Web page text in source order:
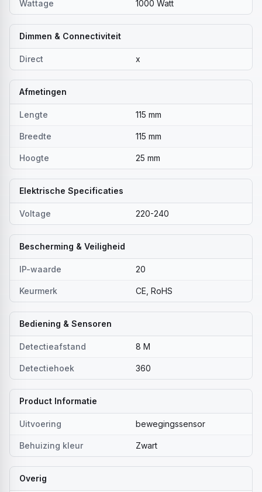
Wattage 1000 Watt
Dimmen & Connectiviteit
Direct x
Afmetingen
Lengte 115 mm
Breedte 115 mm
Hoogte 25 mm
Elektrische Specificaties
Voltage 220-240
Bescherming & Veiligheid
IP-waarde 20
Keurmerk CE, RoHS
Bediening & Sensoren
Detectieafstand 8 M
Detectiehoek 360
Product Informatie
Uitvoering bewegingssensor
Behuizing kleur Zwart
Overig